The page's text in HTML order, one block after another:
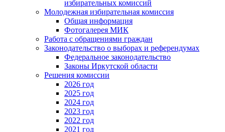
избирательных комиссий
Молодежная избирательная комиссия
Общая информация
Фотогалерея МИК
Работа с обращениями граждан
Законодательство о выборах и референдумах
Федеральное законодательство
Законы Иркутской области
Решения комиссии
2026 год
2025 год
2024 год
2023 год
2022 год
2021 год